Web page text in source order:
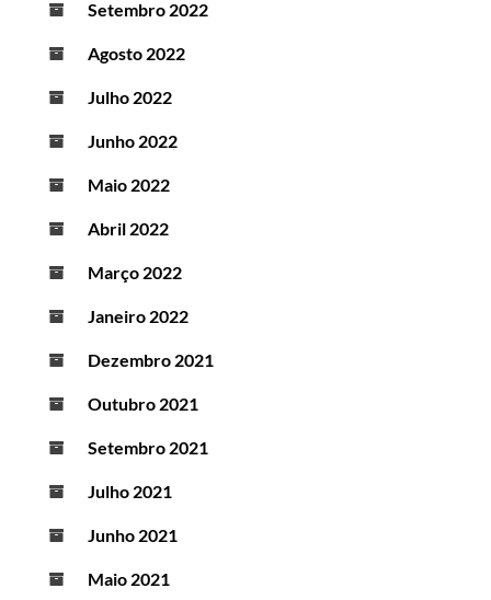
Setembro 2022
Agosto 2022
Julho 2022
Junho 2022
Maio 2022
Abril 2022
Março 2022
Janeiro 2022
Dezembro 2021
Outubro 2021
Setembro 2021
Julho 2021
Junho 2021
Maio 2021